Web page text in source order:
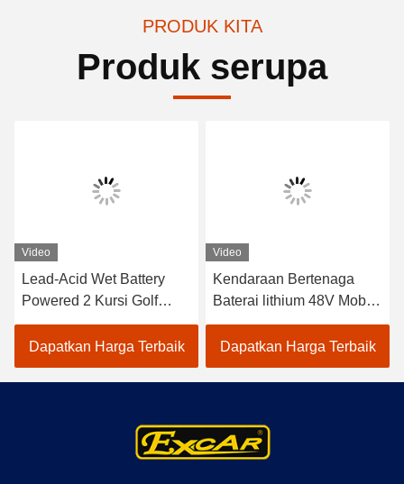
PRODUK KITA
Produk serupa
Video
Lead-Acid Wet Battery
Powered 2 Kursi Golf
Carts / Electric Buggy Car
Golf
Dapatkan Harga Terbaik
Video
Kendaraan Bertenaga
Baterai lithium 48V Mobil
Golf Listrik EXCAR
A1S6+2 Putih
Dapatkan Harga Terbaik